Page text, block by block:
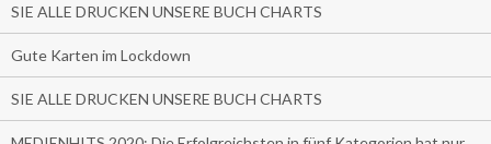
SIE ALLE DRUCKEN UNSERE BUCH CHARTS
Gute Karten im Lockdown
SIE ALLE DRUCKEN UNSERE BUCH CHARTS